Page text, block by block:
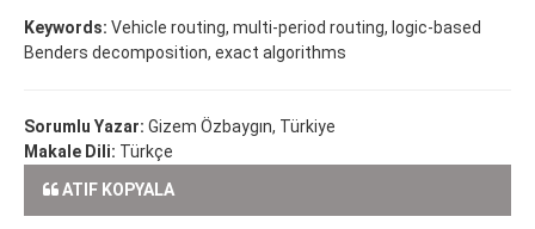
Keywords: Vehicle routing, multi-period routing, logic-based
Benders decomposition, exact algorithms
Sorumlu Yazar: Gizem Özbaygın, Türkiye
Makale Dili: Türkçe
ATIF KOPYALA